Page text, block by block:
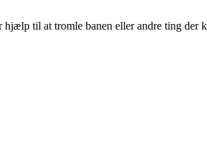
til at tromle banen eller andre ting der